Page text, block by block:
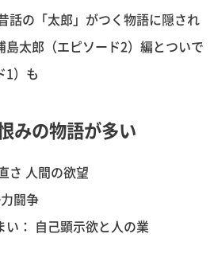
話の「太郎」がつく物語に隠され
島太郎（エピソード2）編とついで
1）も
みの物語が多い
さ 人間の欲望
闘争
： 自己顕示欲と人の業